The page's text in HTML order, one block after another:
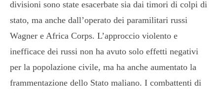
divisioni sono state esacerbate sia dai timori di colpi di
stato, ma anche dall’operato dei paramilitari russi
Wagner e Africa Corps. L’approccio violento e
inefficace dei russi non ha avuto solo effetti negativi
per la popolazione civile, ma ha anche aumentato la
frammentazione dello Stato maliano. I combattenti di